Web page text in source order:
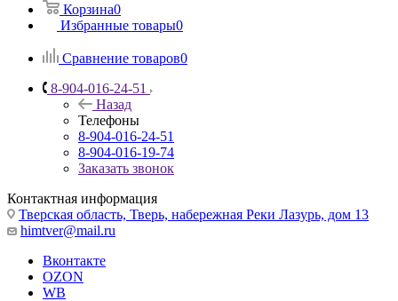
Корзина0
Избранные товары0
Сравнение товаров0
8-904-016-24-51
Назад
Телефоны
8-904-016-24-51
8-904-016-19-74
Заказать звонок
Контактная информация
Тверская область, Тверь, набережная Реки Лазурь, дом 13
himtver@mail.ru
Вконтакте
OZON
WB